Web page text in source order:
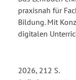
praxisnah für
Bildung. Mit
digitalen
2026, 212 S.